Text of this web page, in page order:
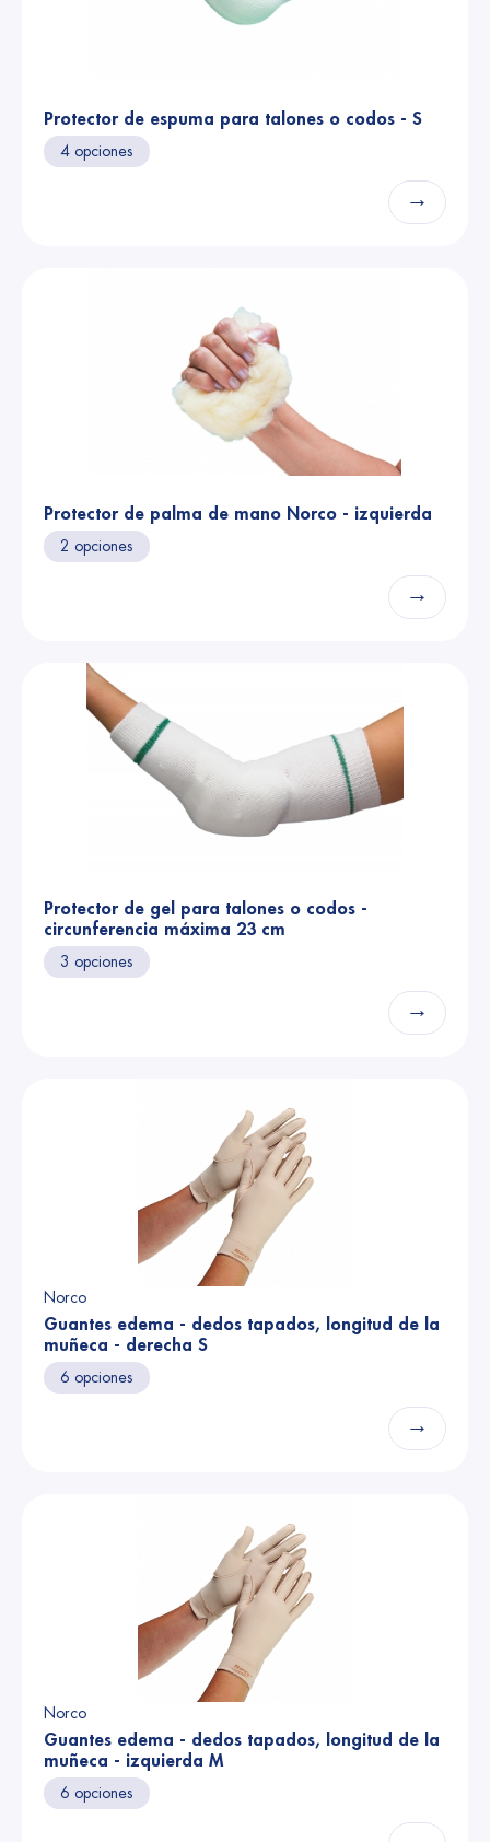
Protector de espuma para talones o codos - S
4 opciones
→
Protector de palma de mano Norco - izquierda
2 opciones
→
Protector de gel para talones o codos -
circunferencia máxima 23 cm
3 opciones
→
Norco
Guantes edema - dedos tapados, longitud de la
muñeca - derecha S
6 opciones
→
Norco
Guantes edema - dedos tapados, longitud de la
muñeca - izquierda M
6 opciones